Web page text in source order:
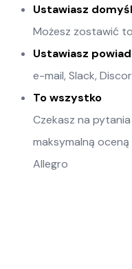
Ustawiasz
Możesz zostawić
Ustawiasz
e-mail, Slack,
To wszystko
Czekasz na
maksymalną
Allegro